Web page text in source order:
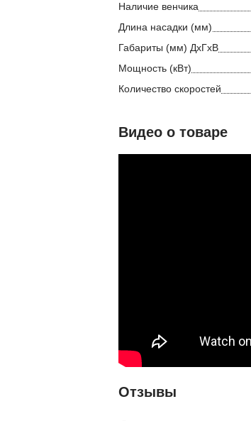
Наличие венчика
Длина насадки (мм)
Габариты (мм) ДхГхВ
Мощность (кВт)
Количество скоростей
Видео о товаре
Отзывы